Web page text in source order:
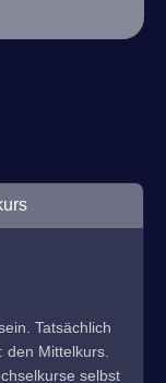
Tatsächlich
Mittelkurs.
selbst